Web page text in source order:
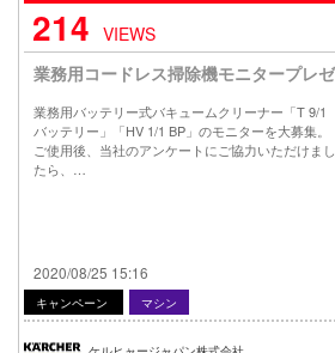
214 VIEWS
業務用コードレス掃除機モニタープレ
業務用バッテリー式バキュームクリーナー「T 9/1
バッテリー」「HV 1/1 BP」のモニターを大募集。
ご使用後、当社のアンケートにご協力いただけまし
たら、…
2020/08/25 15:16
キャンペーン マシン